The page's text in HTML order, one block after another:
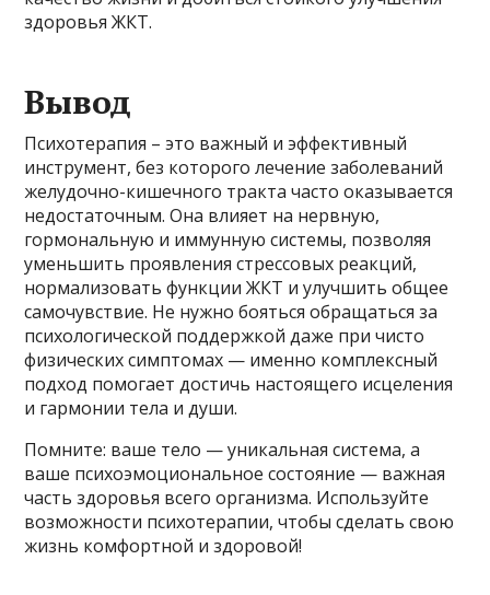
здоровья ЖКТ.
Вывод
Психотерапия – это важный и эффективный
инструмент, без которого лечение заболеваний
желудочно-кишечного тракта часто оказывается
недостаточным. Она влияет на нервную,
гормональную и иммунную системы, позволяя
уменьшить проявления стрессовых реакций,
нормализовать функции ЖКТ и улучшить общее
самочувствие. Не нужно бояться обращаться за
психологической поддержкой даже при чисто
физических симптомах — именно комплексный
подход помогает достичь настоящего исцеления
и гармонии тела и души.
Помните: ваше тело — уникальная система, а
ваше психоэмоциональное состояние — важная
часть здоровья всего организма. Используйте
возможности психотерапии, чтобы сделать свою
жизнь комфортной и здоровой!